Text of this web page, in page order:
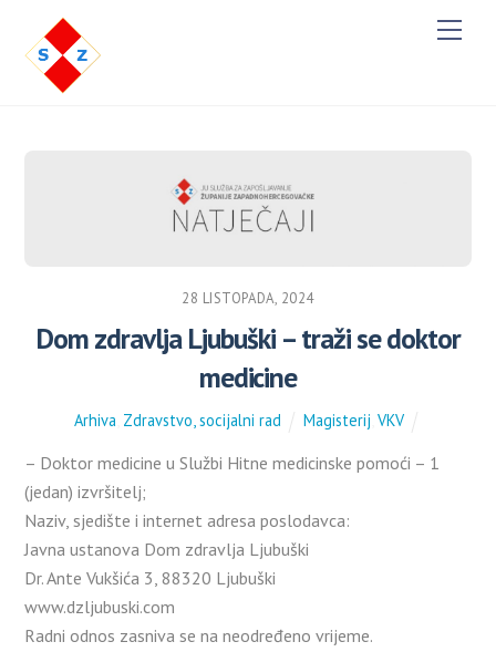
M
e
28 LISTOPADA, 2024
Dom zdravlja Ljubuški – traži se doktor
medicine
Arhiva Zdravstvo, socijalni rad Magisterij VKV
– Doktor medicine u Službi Hitne medicinske pomoći – 1
(jedan) izvršitelj;
Naziv, sjedište i internet adresa poslodavca:
Javna ustanova Dom zdravlja Ljubuški
Dr. Ante Vukšića 3, 88320 Ljubuški
www.dzljubuski.com
Radni odnos zasniva se na neodređeno vrijeme.